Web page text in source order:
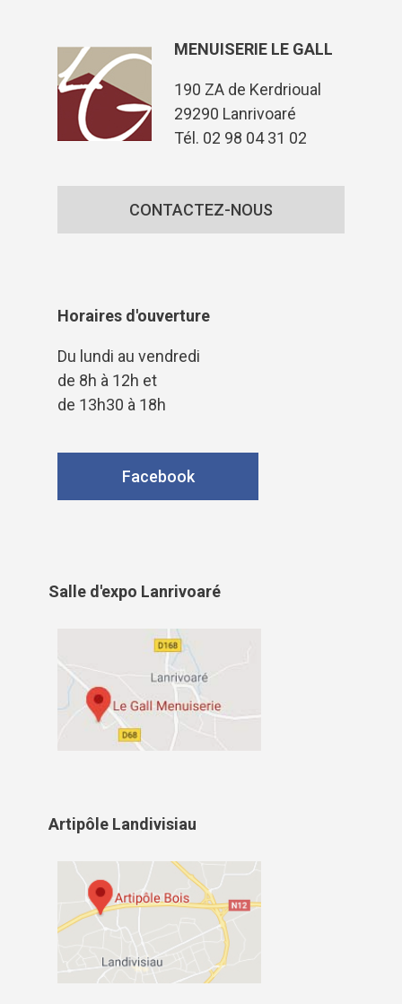
MENUISERIE LE GALL
190 ZA de Kerdrioual
29290 Lanrivoaré
Tél. 02 98 04 31 02
CONTACTEZ-NOUS
Horaires d'ouverture
Du lundi au vendredi
de 8h à 12h et
de 13h30 à 18h
Facebook
Salle d'expo Lanrivoaré
Artipôle Landivisiau